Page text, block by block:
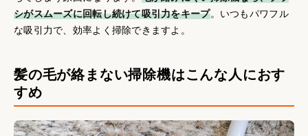
シがスムーズに回転し続けて吸引力をキープ。いつもパワフル
な吸引力で、効率よく掃除できますよ。
髪の毛が絡まない掃除機はこんな人におす
すめ